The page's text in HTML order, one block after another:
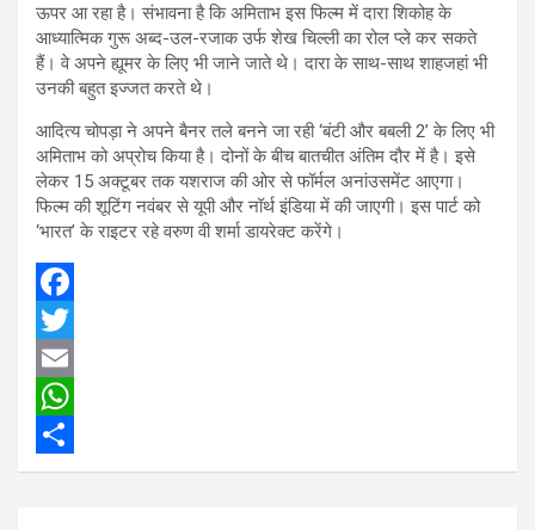
ऊपर आ रहा है। संभावना है कि अमिताभ इस फिल्म में दारा शिकोह के
आध्यात्मिक गुरू अब्द-उल-रजाक उर्फ शेख चिल्ली का रोल प्ले कर सकते
हैं। वे अपने ह्यूमर के लिए भी जाने जाते थे। दारा के साथ-साथ शाहजहां भी
उनकी बहुत इज्जत करते थे।
आदित्य चोपड़ा ने अपने बैनर तले बनने जा रही ‘बंटी और बबली 2’ के लिए भी
अमिताभ को अप्रोच किया है। दोनों के बीच बातचीत अंतिम दौर में है। इसे
लेकर 15 अक्टूबर तक यशराज की ओर से फॉर्मल अनांउसमेंट आएगा।
फिल्म की शूटिंग नवंबर से यूपी और नॉर्थ इंडिया में की जाएगी। इस पार्ट को
‘भारत’ के राइटर रहे वरुण वी शर्मा डायरेक्ट करेंगे।
F
a
c
e
b
T
w
t
E
m
a
W
h
S